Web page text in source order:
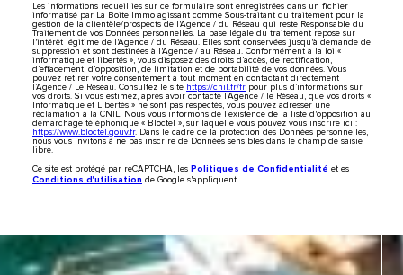
Les informations recueillies sur ce formulaire sont enregistrées dans un fichier
informatisé par La Boite Immo agissant comme Sous-traitant du traitement pour la
gestion de la clientèle/prospects de l'Agence / du Réseau qui reste Responsable du
Traitement de vos Données personnelles. La base légale du traitement repose sur
l'intérêt légitime de l'Agence / du Réseau. Elles sont conservées jusqu'à demande de
suppression et sont destinées à l'Agence / au Réseau. Conformément à la loi «
informatique et libertés », vous disposez des droits d’accès, de rectification,
d’effacement, d’opposition, de limitation et de portabilité de vos données. Vous
pouvez retirer votre consentement à tout moment en contactant directement
l’Agence / Le Réseau. Consultez le site https://cnil.fr/fr pour plus d’informations sur
vos droits. Si vous estimez, après avoir contacté l'Agence / le Réseau, que vos droits «
Informatique et Libertés » ne sont pas respectés, vous pouvez adresser une
réclamation à la CNIL. Nous vous informons de l’existence de la liste d'opposition au
démarchage téléphonique « Bloctel », sur laquelle vous pouvez vous inscrire ici :
https://www.bloctel.gouv.fr. Dans le cadre de la protection des Données personnelles,
nous vous invitons à ne pas inscrire de Données sensibles dans le champ de saisie
libre.
Ce site est protégé par reCAPTCHA, les Politiques de Confidentialité et es
Conditions d'utilisation de Google s'appliquent.